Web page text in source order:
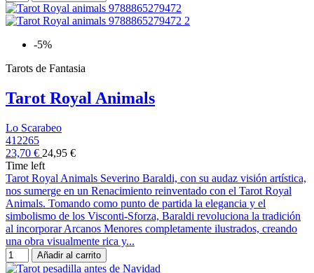
-5%
Tarots de Fantasia
Tarot Royal Animals
Lo Scarabeo
412265
23,70 € 24,95 €
Time left
Tarot Royal Animals Severino Baraldi, con su audaz visión artística,
nos sumerge en un Renacimiento reinventado con el Tarot Royal
Animals. Tomando como punto de partida la elegancia y el
simbolismo de los Visconti-Sforza, Baraldi revoluciona la tradición
al incorporar Arcanos Menores completamente ilustrados, creando
una obra visualmente rica y...
Añadir al carrito